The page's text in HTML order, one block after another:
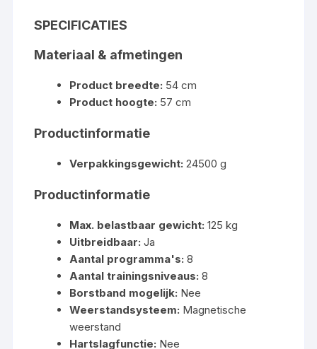
SPECIFICATIES
Materiaal & afmetingen
Product breedte: 54 cm
Product hoogte: 57 cm
Productinformatie
Verpakkingsgewicht: 24500 g
Productinformatie
Max. belastbaar gewicht: 125 kg
Uitbreidbaar: Ja
Aantal programma's: 8
Aantal trainingsniveaus: 8
Borstband mogelijk: Nee
Weerstandsysteem: Magnetische
weerstand
Hartslagfunctie: Nee